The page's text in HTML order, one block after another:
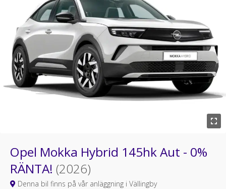
Opel Mokka Hybrid 145hk Aut - 0%
RÄNTA! (2026)
Denna bil finns på vår anläggning i Vällingby